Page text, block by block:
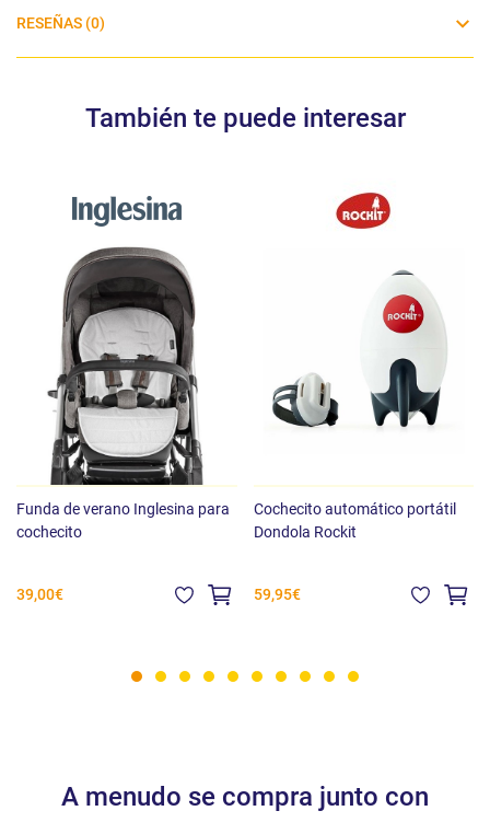
RESEÑAS (0)
También te puede interesar
Funda de verano Inglesina para
cochecito
39,00€
Cochecito automático portátil
Dondola Rockit
59,95€
A menudo se compra junto con